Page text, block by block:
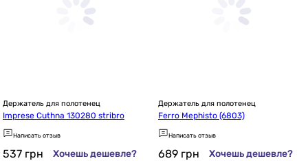
Держатель для полотенец
Imprese Cuthna 130280 stribro
Написать отзыв
537 грн Хочешь дешевле?
Держатель для полотенец
Ferro Mephisto (6803)
Написать отзыв
689 грн Хочешь дешевле?